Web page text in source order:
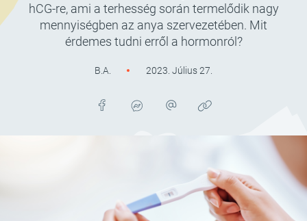
hCG-re, ami a terhesség során termelődik nagy
mennyiségben az anya szervezetében. Mit
érdemes tudni erről a hormonról?
B.A. 2023. Július 27.